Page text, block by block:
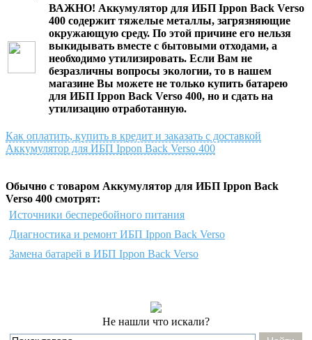
ВАЖНО! Аккумулятор для ИБП Ippon Back Verso
400 содержит тяжелые металлы, загрязняющие
окружающую среду. По этой причине его нельзя
выкидывать вместе с бытовыми отходами, а
необходимо утилизировать. Если Вам не
безразличны вопросы экологии, то в нашем
магазине Вы можете не только купить батарею
для ИБП Ippon Back Verso 400, но и сдать на
утилизацию отработанную.
Как оплатить, купить в кредит и заказать с доставкой
Аккумулятор для ИБП Ippon Back Verso 400
Обычно с товаром Аккумулятор для ИБП Ippon Back
Verso 400 смотрят:
Источники бесперебойного питания
Диагностика и ремонт ИБП Ippon Back Verso
Замена батарей в ИБП Ippon Back Verso
Не нашли что искали?